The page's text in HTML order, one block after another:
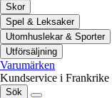
Skor
Spel & Leksaker
Utomhuslekar & Sporter
Utförsäljning
Varumärken
Kundservice i Frankrike
Sök